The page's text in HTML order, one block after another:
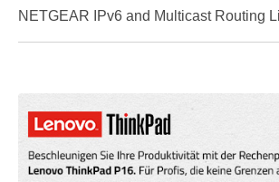
NETGEAR IPv6 and Multicast Routing